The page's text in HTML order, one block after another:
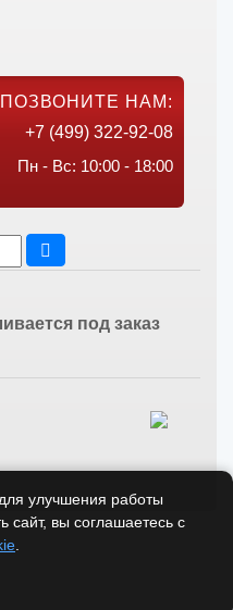
ПОЗВОНИТЕ НАМ:
+7 (499) 322-92-08
Пн - Вс: 10:00 - 18:00
под заказ
улучшения работы
сайт, вы соглашаетесь с